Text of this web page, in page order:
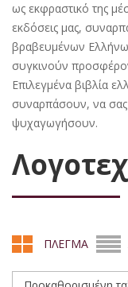
ως εκφραστικό της
εκδόσεις μας,
βραβευμένων
συγκινούν
Επιλεγμένα βιβλία
συναρπάσουν, να
ψυχαγωγήσουν.
ΠΛΕΓΜΑ